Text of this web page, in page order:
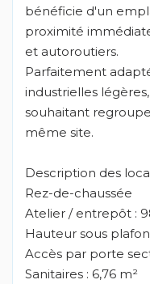
bénéficie d'un
proximité
et autoroutiers.
Parfaitement
industrielles
souhaitant
même site.
Description des
Rez-de-chaussée
Atelier / entrepôt :
Hauteur sous
Accès par porte
Sanitaires : 6,76 m²